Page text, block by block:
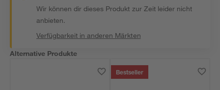
Wir können dir dieses Produkt zur Zeit leider nicht
anbieten.
Verfügbarkeit in anderen Märkten
Alternative Produkte
Bestseller